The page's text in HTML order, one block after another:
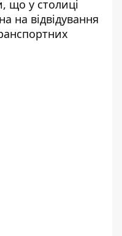
що у столиці
на відвідування